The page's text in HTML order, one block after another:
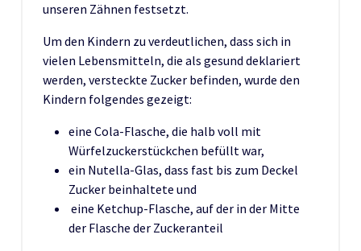
unseren Zähnen festsetzt.
Um den Kindern zu verdeutlichen, dass sich in
vielen Lebensmitteln, die als gesund deklariert
werden, versteckte Zucker befinden, wurde den
Kindern folgendes gezeigt:
eine Cola-Flasche, die halb voll mit
Würfelzuckerstückchen befüllt war,
ein Nutella-Glas, dass fast bis zum Deckel
Zucker beinhaltete und
eine Ketchup-Flasche, auf der in der Mitte
der Flasche der Zuckeranteil